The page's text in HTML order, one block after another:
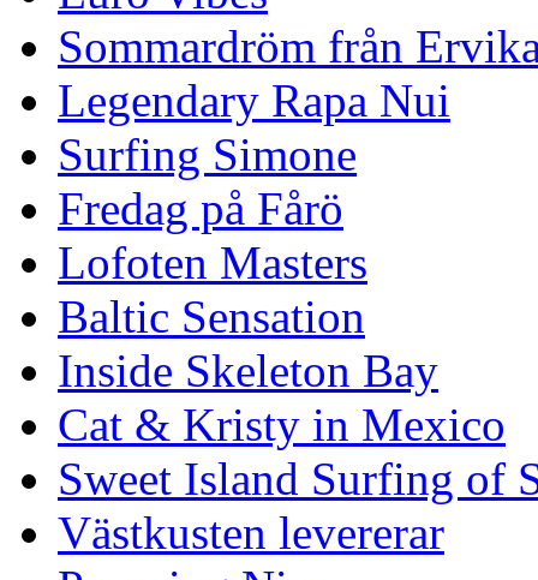
Sommardröm från
Legendary Rapa Nui
Surfing Simone
Fredag på Fårö
Lofoten Masters
Baltic Sensation
Inside Skeleton Bay
Cat & Kristy in Mexico
Sweet Island Surfing of
Västkusten levererar